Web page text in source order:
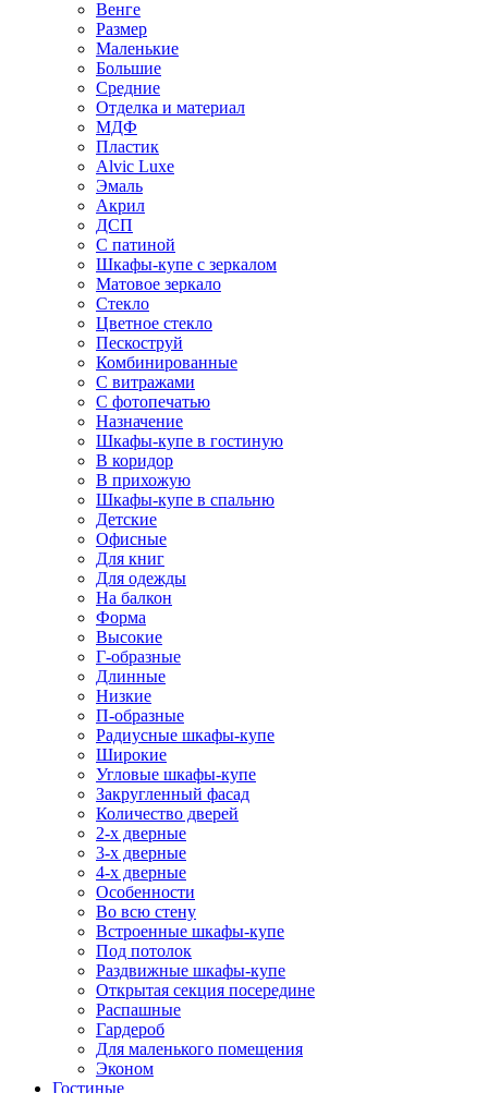
Венге
Размер
Маленькие
Большие
Средние
Отделка и материал
МДФ
Пластик
Alvic Luxe
Эмаль
Акрил
ДСП
С патиной
Шкафы-купе с зеркалом
Матовое зеркало
Стекло
Цветное стекло
Пескоструй
Комбинированные
С витражами
С фотопечатью
Назначение
Шкафы-купе в гостиную
В коридор
В прихожую
Шкафы-купе в спальню
Детские
Офисные
Для книг
Для одежды
На балкон
Форма
Высокие
Г-образные
Длинные
Низкие
П-образные
Радиусные шкафы-купе
Широкие
Угловые шкафы-купе
Закругленный фасад
Количество дверей
2-х дверные
3-х дверные
4-х дверные
Особенности
Во всю стену
Встроенные шкафы-купе
Под потолок
Раздвижные шкафы-купе
Открытая секция посередине
Распашные
Гардероб
Для маленького помещения
Эконом
Гостиные